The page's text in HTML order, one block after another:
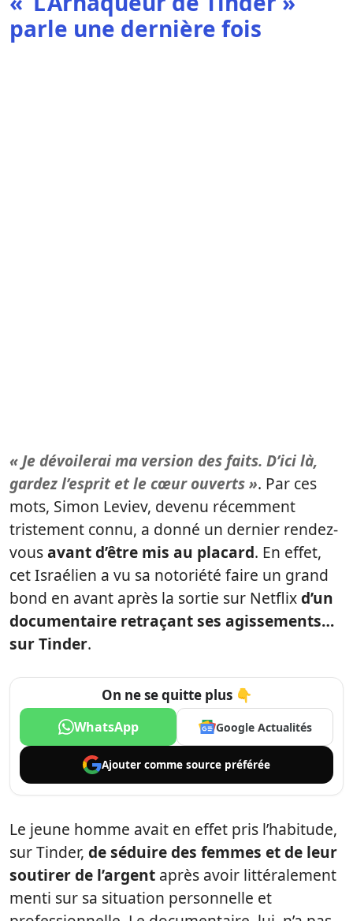
parle une dernière fois
« Je dévoilerai ma version des faits. D’ici là,
gardez l’esprit et le cœur ouverts ». Par ces
mots, Simon Leviev, devenu récemment
tristement connu, a donné un dernier rendez-
vousavant d’être mis au placard. En effet,
cet Israélien a vu sa notoriété faire un grand
bond en avant après la sortie sur Netflixd’un
documentaire retraçant ses agissements…
sur Tinder.
On ne se quitte plus 👇
WhatsApp Google Actualités
Ajouter comme source préférée
Le jeune homme avait en effet pris l’habitude,
sur Tinder, de séduire des femmes et de leur
soutirer de l’argent après avoir littéralement
menti sur sa situation personnelle et